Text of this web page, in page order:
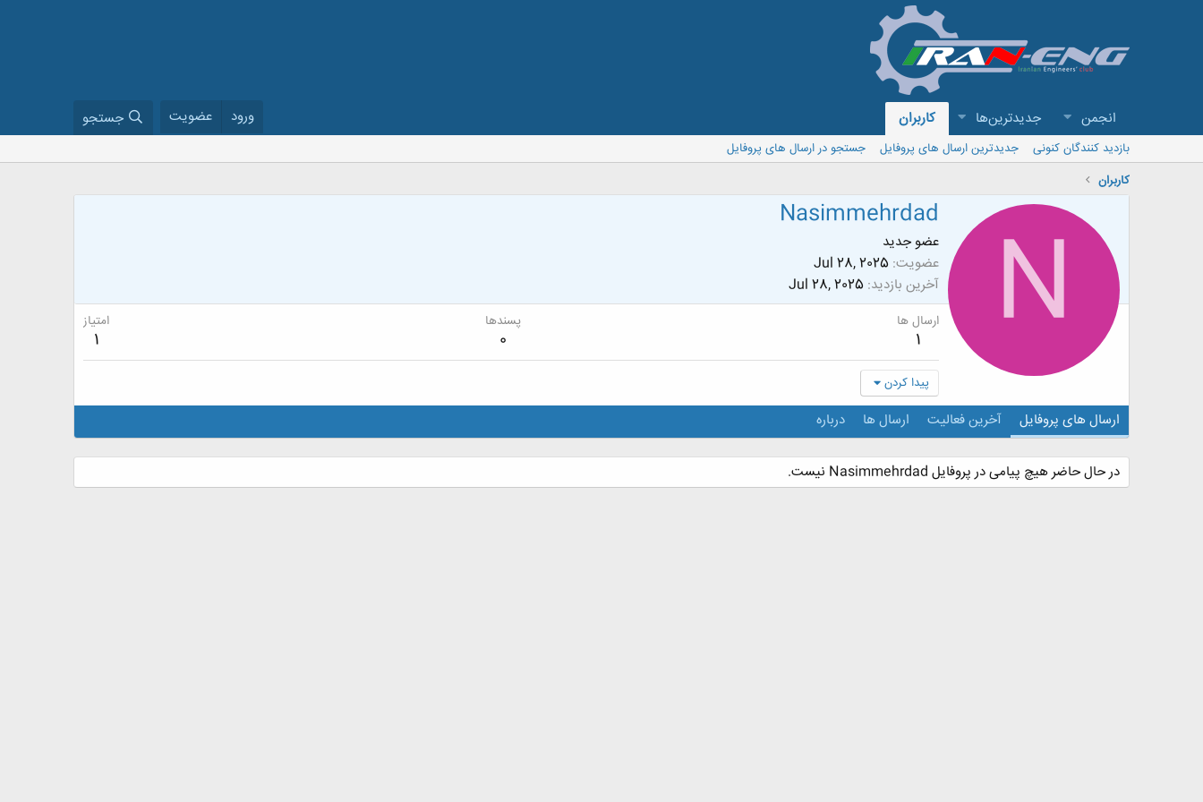
انجمن جدیدترین‌ها کاربران ورود عضویت جستجو
بازدید کنندگان کنونی جدیدترین ارسال های پروفایل
جستجو در ارسال های پروفایل
کاربران
N
Nasimmehrdad
عضو جدید
عضویت Jul 28, 2025
آخرین بازدید Jul 28, 2025
ارسال ها
1
پسندها
0
امتیاز
1
پیدا کردن
ارسال های پروفایل آخرین فعالیت ارسال ها درباره
در حال حاضر هیچ پیامی در پروفایل Nasimmehrdad نیست.